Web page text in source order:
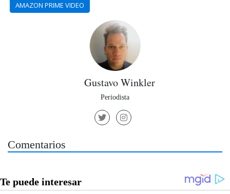
AMAZON PRIME VIDEO
Gustavo Winkler
Periodista
Comentarios